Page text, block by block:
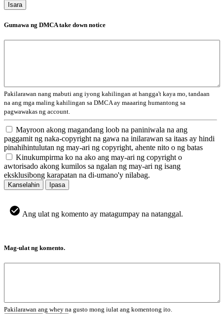
Isara
Gumawa ng DMCA take down notice
Pakilarawan nang mabuti ang iyong kahilingan at hangga't kaya mo, tandaan
na ang mga maling kahilingan sa DMCA ay maaaring humantong sa
pagwawakas ng account.
Mayroon akong magandang loob na paniniwala na ang
paggamit ng naka-copyright na gawa na inilarawan sa itaas ay hindi
pinahihintulutan ng may-ari ng copyright, ahente nito o ng batas
Kinukumpirma ko na ako ang may-ari ng copyright o
awtorisado akong kumilos sa ngalan ng may-ari ng isang
eksklusibong karapatan na di-umano'y nilabag.
Kanselahin Ipasa
Ang ulat ng komento ay matagumpay na natanggal.
Mag-ulat ng komento.
Pakilarawan ang whey na gusto mong iulat ang komentong ito.